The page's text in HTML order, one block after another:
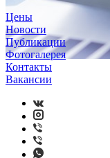
Цены
Новости
Публикации
Фотогалерея
Контакты
Вакансии